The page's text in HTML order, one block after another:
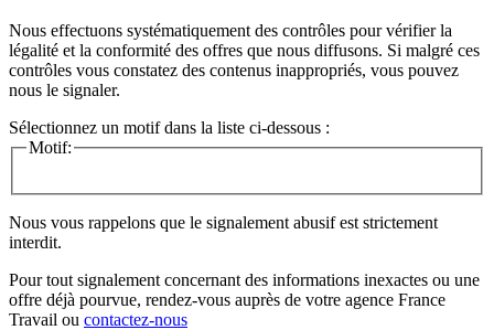
Nous effectuons systématiquement des contrôles pour vérifier la
légalité et la conformité des offres que nous diffusons. Si malgré ces
contrôles vous constatez des contenus inappropriés, vous pouvez
nous le signaler.
Sélectionnez un motif dans la liste ci-dessous :
Motif:
Nous vous rappelons que le signalement abusif est strictement
interdit.
Pour tout signalement concernant des informations inexactes ou une
offre déjà pourvue, rendez-vous auprès de votre agence France
Travail ou contactez-nous